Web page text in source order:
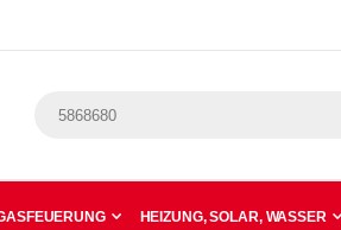
HEIZUNG, SOLAR, WASSER